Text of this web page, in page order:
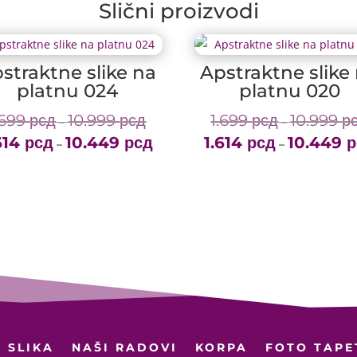
Slični proizvodi
slike na
platnu 024
рсд – 10.999рсдPrice
range:
рсд – 10.449 рсд
Apstraktne slike
platnu 020
1.699рсд – 10.999
1.614 рсд – 10.449
SLIKA NAŠI RADOVI KORPA FOTO